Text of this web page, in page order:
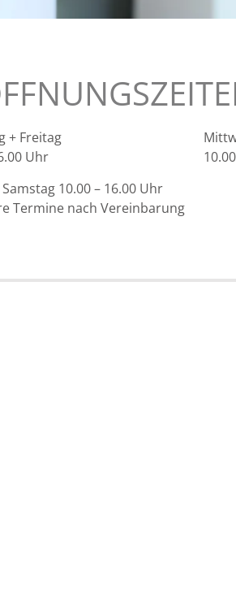
+ Freitag
Uhr
Samstag 10.00 – 16.00 Uhr
Termine nach Vereinbarung